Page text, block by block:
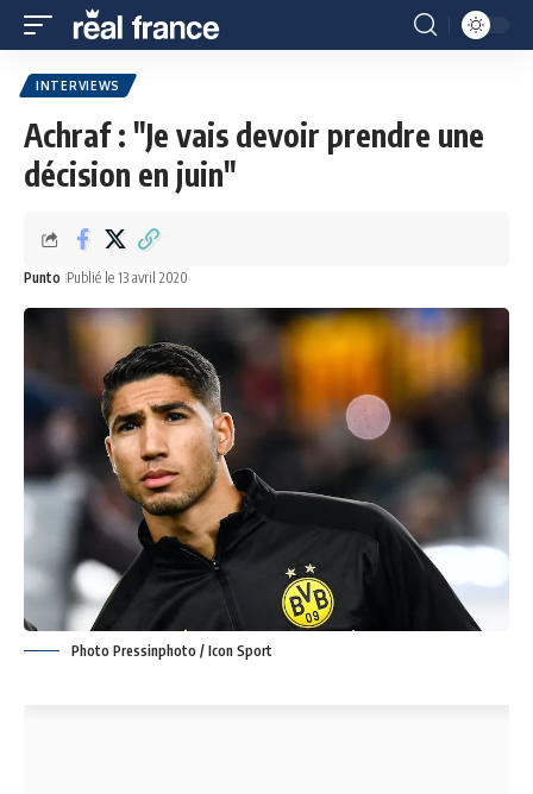
INTERVIEWS
Achraf : "Je vais devoir prendre une
décision en juin"
Punto Publié le 13 avril 2020
Photo Pressinphoto / Icon Sport